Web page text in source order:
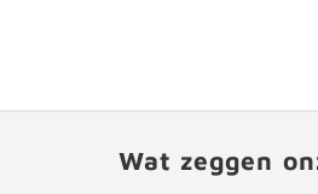
Wat zeggen